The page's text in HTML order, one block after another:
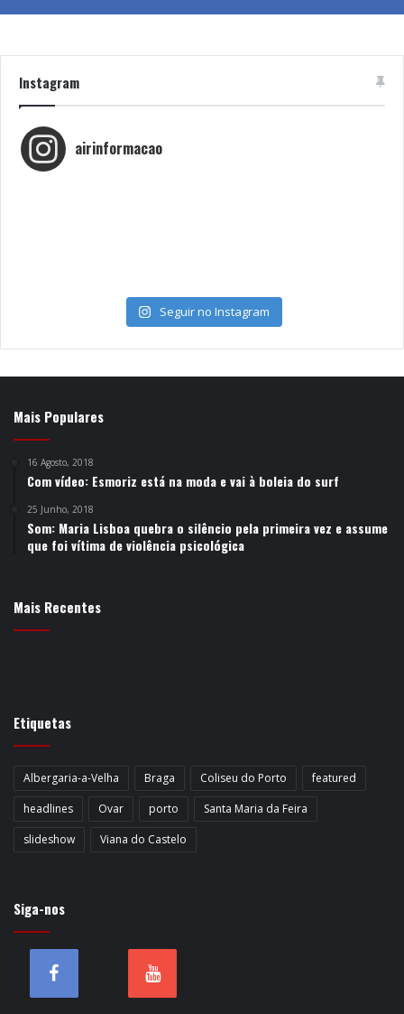
Instagram
airinformacao
Seguir no Instagram
Mais Populares
16 Agosto, 2018
Com vídeo: Esmoriz está na moda e vai à boleia do surf
25 Junho, 2018
Som: Maria Lisboa quebra o silêncio pela primeira vez e assume
que foi vítima de violência psicológica
Mais Recentes
Etiquetas
Albergaria-a-Velha Braga Coliseu do Porto
featured
headlines
Ovar porto
Santa Maria da Feira
slideshow
Viana do Castelo
Siga-nos